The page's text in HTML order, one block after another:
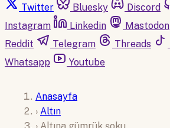
Twitter
Bluesky Discord
Instagram
Linkedin Mastodon
Reddit
Telegram Threads
Whatsapp
Youtube
Anasayfa
› Altın